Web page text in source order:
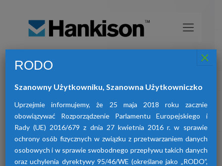
HANKISON
RODO
Szanowny Użytkowniku, Szanowna Użytkowniczko
Uprzejmie informujemy, że 25 maja 2018 roku zacznie
obowiązywać Rozporządzenie Parlamentu Europejskiego i
Rady (UE) 2016/679 z dnia 27 kwietnia 2016 r. w sprawie
ochrony osób fizycznych w związku z przetwarzaniem danych
osobowych i w sprawie swobodnego przepływu takich danych
oraz uchylenia dyrektywy 95/46/WE (określane jako „RODO”,
×